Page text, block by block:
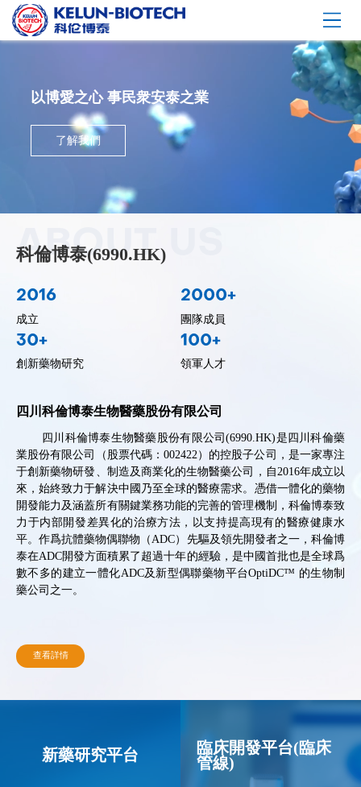
關于我們
科學與産品管線
招賢納士
投資者關系
新聞中心
以博愛之心 事民衆安泰之業
了解我們
科倫博泰(6990.HK)
ABOUT US
2016
成立
2000+
團隊成員
30+
創新藥物研究
100+
領軍人才
四川科倫博泰生物醫藥股份有限公司
四川科倫博泰生物醫藥股份有限公司(6990.HK)是四川科倫藥
業股份有限公司（股票代碼：002422）的控股子公司，是一家專注
于創新藥物研發、制造及商業化的生物醫藥公司，自2016年成立以
來，始終致力于解決中國乃至全球的醫療需求。憑借一體化的藥物
開發能力及涵蓋所有關鍵業務功能的完善的管理機制，科倫博泰致
力于内部開發差異化的治療方法，以支持提高現有的醫療健康水
平。作爲抗體藥物偶聯物（ADC）先驅及領先開發者之一，科倫博
泰在ADC開發方面積累了超過十年的經驗，是中國首批也是全球爲
數不多的建立一體化ADC及新型偶聯藥物平台OptiDC™ 的生物制
藥公司之一。
查看詳情
新藥研究平台
臨床開發平台(臨床
管線)